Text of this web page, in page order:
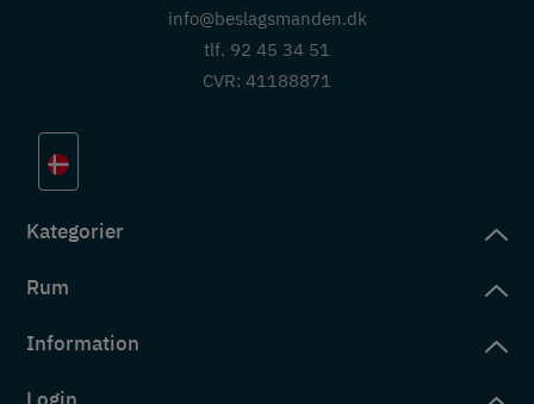
info@beslagsmanden.dk
tlf. 92 45 34 51
CVR: 41188871
Kategorier
Rum
Information